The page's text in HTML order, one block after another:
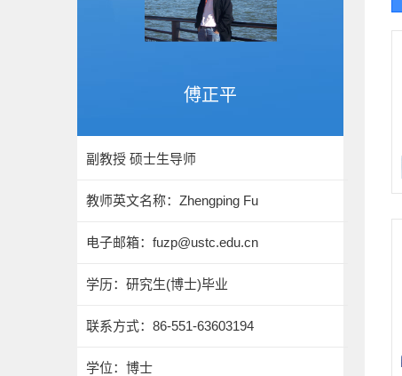
傅正平
副教授 硕士生导师
教师英文名称：Zhengping Fu
电子邮箱： fuzp@ustc.edu.cn
学历：研究生(博士)毕业
联系方式：86-551-63603194
学位：博士